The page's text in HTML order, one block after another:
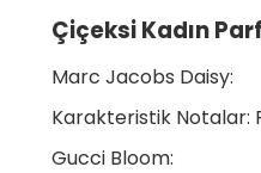
Çiçeksi Kadın
Marc Jacobs Daisy:
Karakteristik Notalar:
Gucci Bloom: